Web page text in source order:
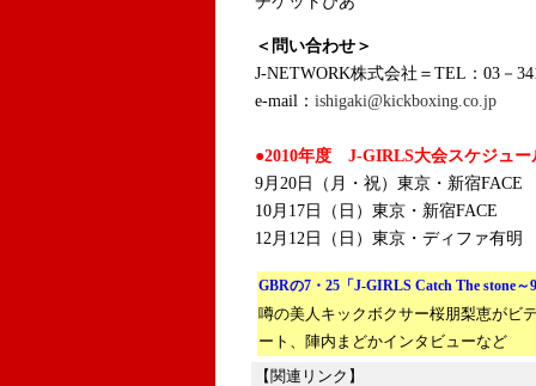
＜問い合わせ＞
J-NETWORK株式会社＝TEL：03－
e-mail： ishigaki@kickboxing.co.jp
●2010年度 J-GIRLS大会スケジュー
9月20日（月・祝）東京・新宿FACE
10月17日（日）東京・新宿FACE
12月12日（日）東京・ディファ有明
GBRの7・25「J-GIRLS Catch The stone～
噂の美人キックボクサー桜朋梨恵がビ
ート、陣内まどかインタビューなど
【関連リンク】